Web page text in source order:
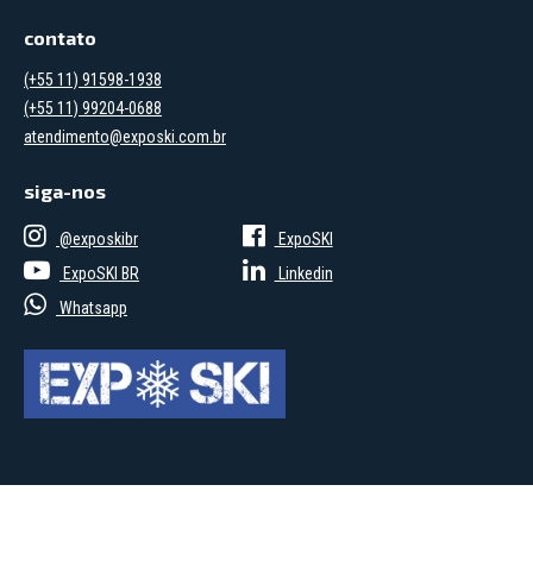
contato
(+55 11) 91598-1938
(+55 11) 99204-0688
atendimento@exposki.com.br
siga-nos
@exposkibr
ExpoSKI
ExpoSKI BR
Linkedin
Whatsapp